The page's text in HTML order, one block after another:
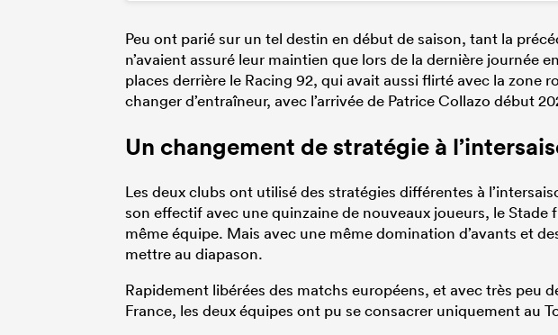
Peu ont parié sur un tel destin en début de saison, tant la
n’avaient assuré leur maintien que lors de la dernière journée
places derrière le Racing 92, qui avait aussi flirté avec la zone
changer d’entraîneur, avec l’arrivée de Patrice Collazo début
Un changement de stratégie à
Les deux clubs ont utilisé des stratégies différentes à
son effectif avec une quinzaine de nouveaux joueurs, le Stade
même équipe. Mais avec une même domination d’avants et
mettre au diapason.
Rapidement libérées des matchs européens, et avec très peu
France, les deux équipes ont pu se consacrer uniquement au